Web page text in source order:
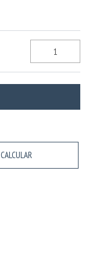
CALCULAR